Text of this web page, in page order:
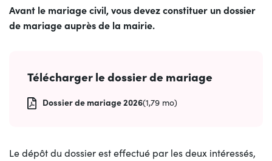
Avant le mariage civil, vous devez constituer un dossier
de mariage auprès de la mairie.
Télécharger le dossier de mariage
Dossier de mariage 2026(1,79 mo)
Le dépôt du dossier est effectué par les deux intéressés,